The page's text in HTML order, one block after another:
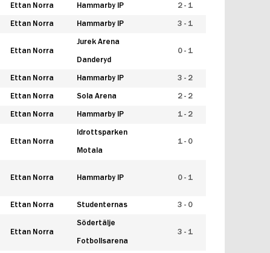
Ettan Norra Hammarby IP 2 - 1
Ettan Norra Hammarby IP 3 - 1
Ettan Norra
Jurek Arena
Danderyd
0 - 1
Ettan Norra Hammarby IP 3 - 2
Ettan Norra Sola Arena 2 - 2
Ettan Norra Hammarby IP 1 - 2
Ettan Norra
Idrottsparken
Motala
1 - 0
Ettan Norra Hammarby IP 0 - 1
Ettan Norra Studenternas 3 - 0
Ettan Norra
Södertälje
Fotbollsarena
3 - 1